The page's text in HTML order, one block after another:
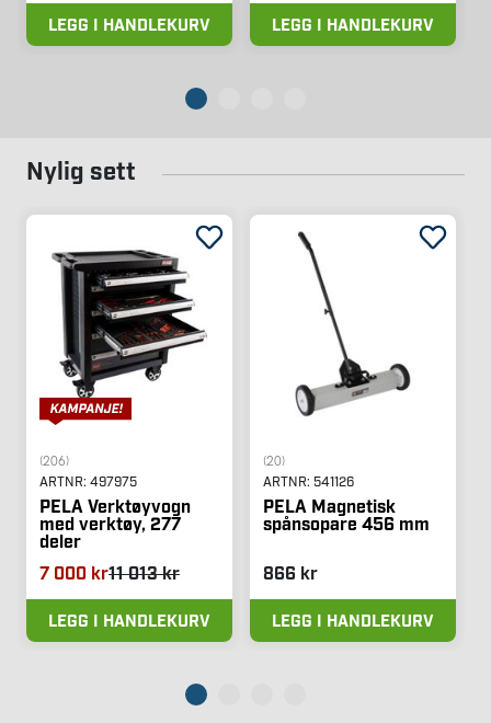
LEGG I HANDLEKURV LEGG I HANDLEKURV
Nylig sett
(206)
ARTNR: 497975
PELA Verktøyvogn
med verktøy, 277
deler
7 000 kr11 013 kr
LEGG I HANDLEKURV
(20)
ARTNR: 541126
PELA Magnetisk
spånsopare 456 mm
866 kr
LEGG I HANDLEKURV